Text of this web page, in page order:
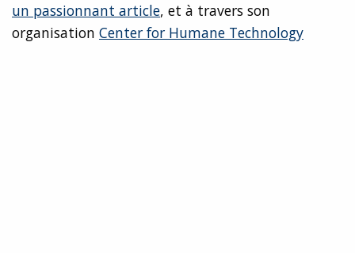
un passionnant article, et à travers son
organisation Center for Humane Technology